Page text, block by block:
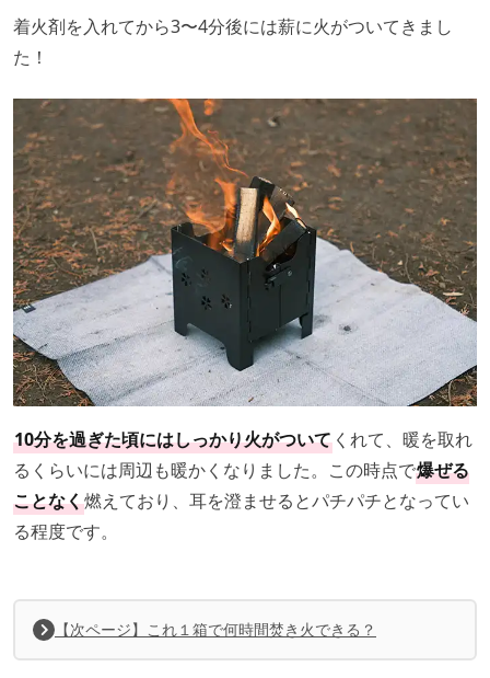
着火剤を入れてから3〜4分後には薪に火がついてきまし
た！
10分を過ぎた頃にはしっかり火がついて くれて、暖を取れ
るくらいには周辺も暖かくなりました。この時点で爆ぜる
ことなく燃えており、耳を澄ませるとパチパチとなってい
る程度です。
【次ページ】これ１箱で何時間焚き火できる？